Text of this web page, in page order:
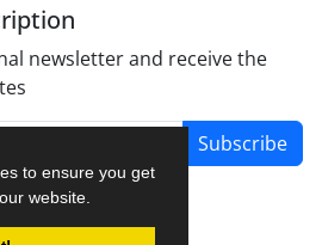
to ensure you get
website.
newsletter and receive the
Subscribe